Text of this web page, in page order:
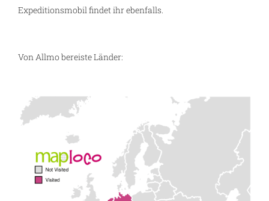
Expeditionsmobil findet ihr ebenfalls.
Von Allmo bereiste Länder: